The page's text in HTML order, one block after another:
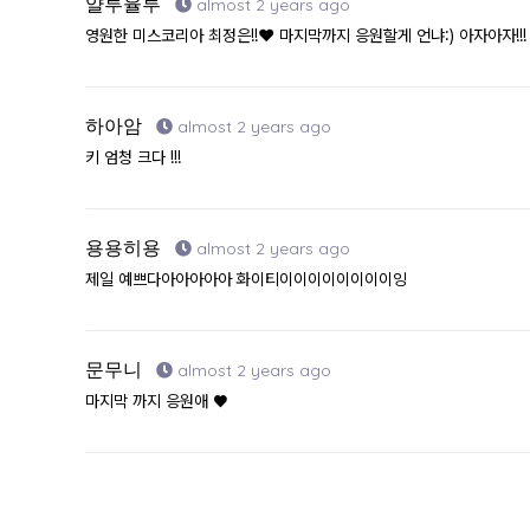
almost 2 years ago
영원한 미스코리아 최정은!!❤️ 마지막까지 응원할게 언냐:) 아자아자!!!
하아암 almost 2 years ago
키 엄청 크다 !!!
용용히용 almost 2 years ago
제일 예쁘다아아아아아 화이티이이이이이이이이잉
문무니 almost 2 years ago
마지막 까지 응원애 ♥